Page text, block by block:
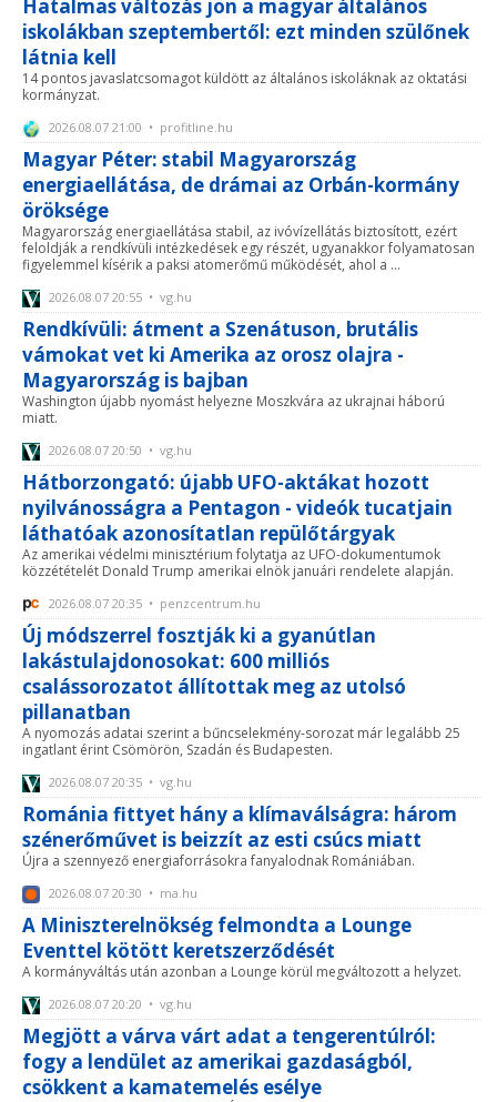
Hatalmas változás jön a magyar általános
iskolákban szeptembertől: ezt minden szülőnek
látnia kell
14 pontos javaslatcsomagot küldött az általános iskoláknak az oktatási
kormányzat.
2026.08.07 21:00 • profitline.hu
Magyar Péter: stabil Magyarország
energiaellátása, de drámai az Orbán-kormány
öröksége
Magyarország energiaellátása stabil, az ivóvízellátás biztosított, ezért
feloldják a rendkívüli intézkedések egy részét, ugyanakkor folyamatosan
figyelemmel kísérik a paksi atomerőmű működését, ahol a ...
2026.08.07 20:55 • vg.hu
Rendkívüli: átment a Szenátuson, brutális
vámokat vet ki Amerika az orosz olajra -
Magyarország is bajban
Washington újabb nyomást helyezne Moszkvára az ukrajnai háború
miatt.
2026.08.07 20:50 • vg.hu
Hátborzongató: újabb UFO-aktákat hozott
nyilvánosságra a Pentagon - videók tucatjain
láthatóak azonosítatlan repülőtárgyak
Az amerikai védelmi minisztérium folytatja az UFO-dokumentumok
közzétételét Donald Trump amerikai elnök januári rendelete alapján.
2026.08.07 20:35 • penzcentrum.hu
Új módszerrel fosztják ki a gyanútlan
lakástulajdonosokat: 600 milliós
csalássorozatot állítottak meg az utolsó
pillanatban
A nyomozás adatai szerint a bűncselekmény-sorozat már legalább 25
ingatlant érint Csömörön, Szadán és Budapesten.
2026.08.07 20:35 • vg.hu
Románia fittyet hány a klímaválságra: három
szénerőművet is beizzít az esti csúcs miatt
Újra a szennyező energiaforrásokra fanyalodnak Romániában.
2026.08.07 20:30 • ma.hu
A Miniszterelnökség felmondta a Lounge
Eventtel kötött keretszerződését
A kormányváltás után azonban a Lounge körül megváltozott a helyzet.
2026.08.07 20:20 • vg.hu
Megjött a várva várt adat a tengerentúlról:
fogy a lendület az amerikai gazdaságból,
csökkent a kamatemelés esélye